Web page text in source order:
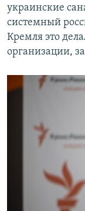
украинские
системный
Кремля это
организации,